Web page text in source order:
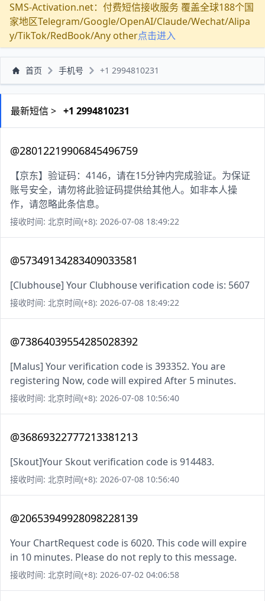
SMS-Activation.net：付费短信接收服务 覆盖全球188个国
家地区Telegram/Google/OpenAI/Claude/Wechat/Alipa
y/TikTok/RedBook/Any other点击进入
首页 手机号 +1 2994810231
最新短信 > +1 2994810231
@28012219906845496759
【京东】验证码：4146，请在15分钟内完成验证。为保证
账号安全，请勿将此验证码提供给其他人。如非本人操
作，请忽略此条信息。
接收时间: 北京时间(+8): 2026-07-08 18:49:22
@57349134283409033581
[Clubhouse] Your Clubhouse verification code is: 5607
接收时间: 北京时间(+8): 2026-07-08 18:49:22
@73864039554285028392
[Malus] Your verification code is 393352. You are
registering Now, code will expired After 5 minutes.
接收时间: 北京时间(+8): 2026-07-08 10:56:40
@36869322777213381213
[Skout]Your Skout verification code is 914483.
接收时间: 北京时间(+8): 2026-07-08 10:56:40
@20653949928098228139
Your ChartRequest code is 6020. This code will expire
in 10 minutes. Please do not reply to this message.
接收时间: 北京时间(+8): 2026-07-02 04:06:58